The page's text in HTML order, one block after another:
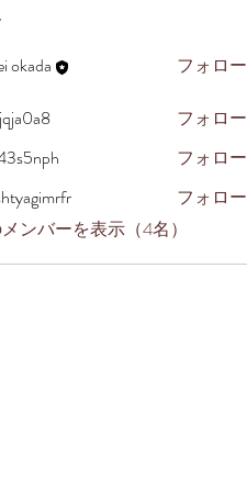
okada
フォロー
フォロー
フォロー
フォロー
ンバーを表示（4名）